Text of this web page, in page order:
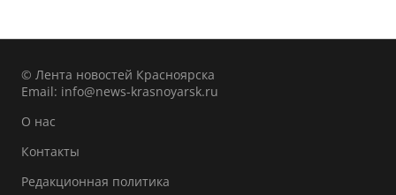
© Лента новостей Красноярска
Email: info@news-krasnoyarsk.ru
О нас
Контакты
Редакционная политика